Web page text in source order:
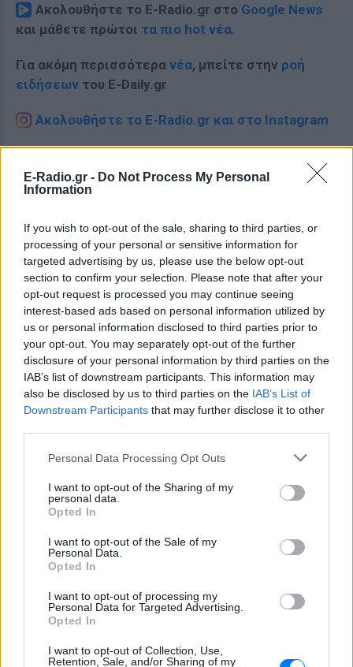
E-Radio.gr - Do Not Process My Personal
Information
If you wish to opt-out of the sale, sharing to third parties, or
processing of your personal or sensitive information for
targeted advertising by us, please use the below opt-out
section to confirm your selection. Please note that after your
opt-out request is processed you may continue seeing
interest-based ads based on personal information utilized by
us or personal information disclosed to third parties prior to
your opt-out. You may separately opt-out of the further
disclosure of your personal information by third parties on the
IAB’s list of downstream participants. This information may
also be disclosed by us to third parties on the IAB’s List of
Downstream Participants that may further disclose it to other
Personal Data Processing Opt Outs
I want to opt-out of the Sharing of my
personal data.
Opted In
I want to opt-out of the Sale of my
Personal Data.
Opted In
I want to opt-out of processing my
Personal Data for Targeted Advertising.
Opted In
I want to opt-out of Collection, Use,
Retention, Sale, and/or Sharing of my
Ακολουθήστε το E-Radio.gr στο Google News
και μάθετε πρώτοι τα πιο hot νέα.
Για ακόμη περισσότερα νέα, μπείτε στην ροή
ειδήσεων του E-Daily.gr
Ακολουθήστε το E-Radio.gr και στο Instagram
ΔΙΑΦΗΜΙΣΗ
ΣΤΗΝ ΙΔΙΑ ΚΑΤΗΓΟΡΙΑ
Χούθι χτύπησαν Aramco, Ιράν
ΕΛΛΆΔΑ ΣΉΜΕΡΑ